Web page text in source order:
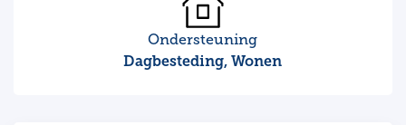
Ondersteuning
Dagbesteding, Wonen